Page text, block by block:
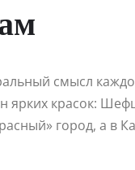
смысл
ярких красок:
город, а в